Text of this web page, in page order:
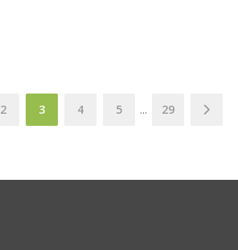
2 3 4 5 ... 29